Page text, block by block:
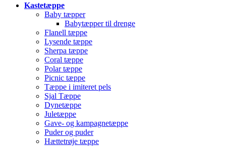
Kastetæppe
Baby tæpper
Babytæpper til drenge
Flanell tæppe
Lysende tæppe
Sherpa tæppe
Coral tæppe
Polar tæppe
Picnic tæppe
Tæppe i imiteret pels
Sjal Tæppe
Dynetæppe
Juletæppe
Gave- og kampagnetæppe
Puder og puder
Hættetrøje tæppe